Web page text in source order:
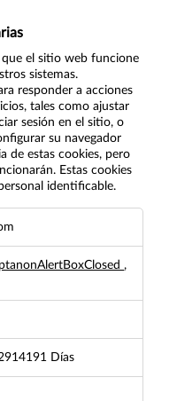
que el sitio web funcione
sistemas.
responder a acciones
tales como ajustar
sesión en el sitio, o
su navegador
de estas cookies, pero
Estas cookies
identificable.
,
Días